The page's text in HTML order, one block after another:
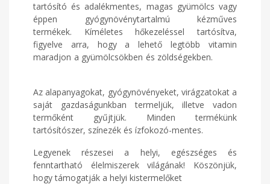
tartósító és adalékmentes, magas gyümölcs vagy
éppen gyógynövénytartalmú kézműves
termékek. Kíméletes hőkezeléssel tartósítva,
figyelve arra, hogy a lehető legtöbb vitamin
maradjon a gyümölcsökben és zöldségekben.
Az alapanyagokat, gyógynövényeket, virágzatokat a
saját gazdaságunkban termeljük, illetve vadon
termőként gyűjtjük. Minden termékünk
tartósítószer, színezék és ízfokozó-mentes.
Legyenek részesei a helyi, egészséges és
fenntartható élelmiszerek világának! Köszönjük,
hogy támogatják a helyi kistermelőket